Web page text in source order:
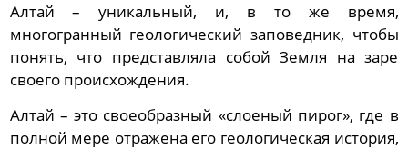
Алтай – уникальный, и, в то же время,
многогранный геологический заповедник, чтобы
понять, что представляла собой Земля на заре
своего происхождения.
Алтай – это своеобразный «слоеный пирог», где в
полной мере отражена его геологическая история,